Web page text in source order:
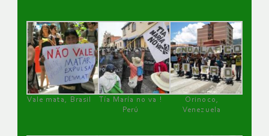
Vale mata, Brasil
Tía María no va !
Perú
Orinoco,
Venezuela